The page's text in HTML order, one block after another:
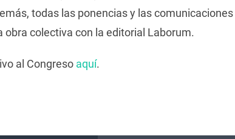
todas las ponencias y las comunicaciones
obra colectiva con la editorial Laborum.
al Congreso aquí.